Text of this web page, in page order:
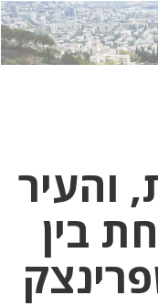
לחץ
כאן
לחץ
כדי
והעיר
בין